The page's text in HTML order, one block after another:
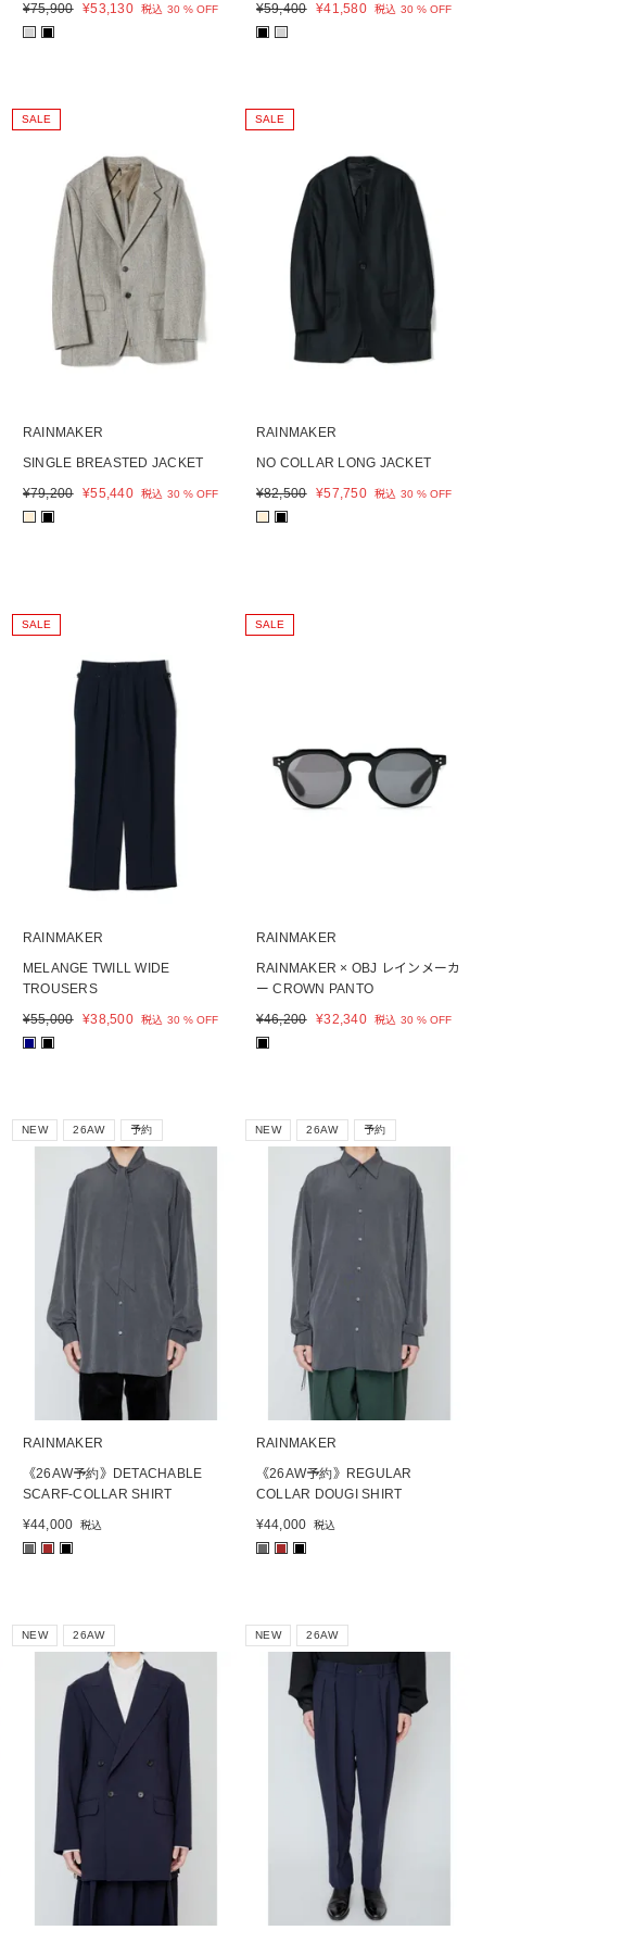
¥75,900 ¥53,130 税込 30 % OFF
■ ■
¥59,400 ¥41,580 税込 30 % OFF
■ ■
SALE
RAINMAKER
SINGLE BREASTED JACKET
¥79,200 ¥55,440 税込 30 % OFF
■ ■
SALE
RAINMAKER
NO COLLAR LONG JACKET
¥82,500 ¥57,750 税込 30 % OFF
■ ■
SALE
RAINMAKER
MELANGE TWILL WIDE
TROUSERS
¥55,000 ¥38,500 税込 30 % OFF
■ ■
SALE
RAINMAKER
RAINMAKER × OBJ レインメーカ
ー CROWN PANTO
¥46,200 ¥32,340 税込 30 % OFF
■
NEW 26AW 予約
RAINMAKER
《26AW予約》DETACHABLE
SCARF-COLLAR SHIRT
¥44,000 税込
■ ■ ■
NEW 26AW 予約
RAINMAKER
《26AW予約》REGULAR
COLLAR DOUGI SHIRT
¥44,000 税込
■ ■ ■
NEW 26AW NEW 26AW